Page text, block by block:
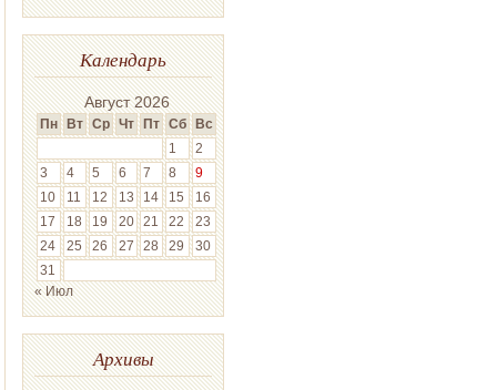
Календарь
Август 2026
Пн Вт Ср Чт Пт Сб Вс
1
2
3
4 5 6 7 8
9
10
11 12 13 14 15
16
17
18 19 20 21 22
23
24
25 26 27 28 29
30
31
« Июл
Архивы